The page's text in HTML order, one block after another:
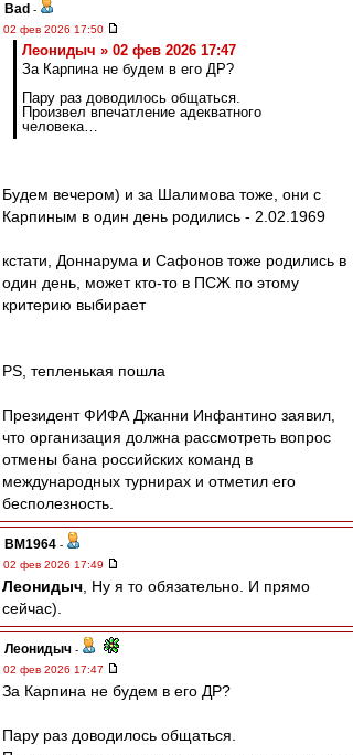
Bad -
02 фев 2026 17:50
Леонидыч » 02 фев 2026 17:47
За Карпина не будем в его ДР?
Пару раз доводилось общаться.
Произвел впечатление адекватного
человека…
Будем вечером) и за Шалимова тоже, они с
Карпиным в один день родились - 2.02.1969
кстати, Доннарума и Сафонов тоже родились в
один день, может кто-то в ПСЖ по этому
критерию выбирает
PS, тепленькая пошла
Президент ФИФА Джанни Инфантино заявил,
что организация должна рассмотреть вопрос
отмены бана российских команд в
международных турнирах и отметил его
бесполезность.
BM1964 -
02 фев 2026 17:49
Леонидыч , Ну я то обязательно. И прямо
сейчас).
Леонидыч -
02 фев 2026 17:47
За Карпина не будем в его ДР?
Пару раз доводилось общаться.